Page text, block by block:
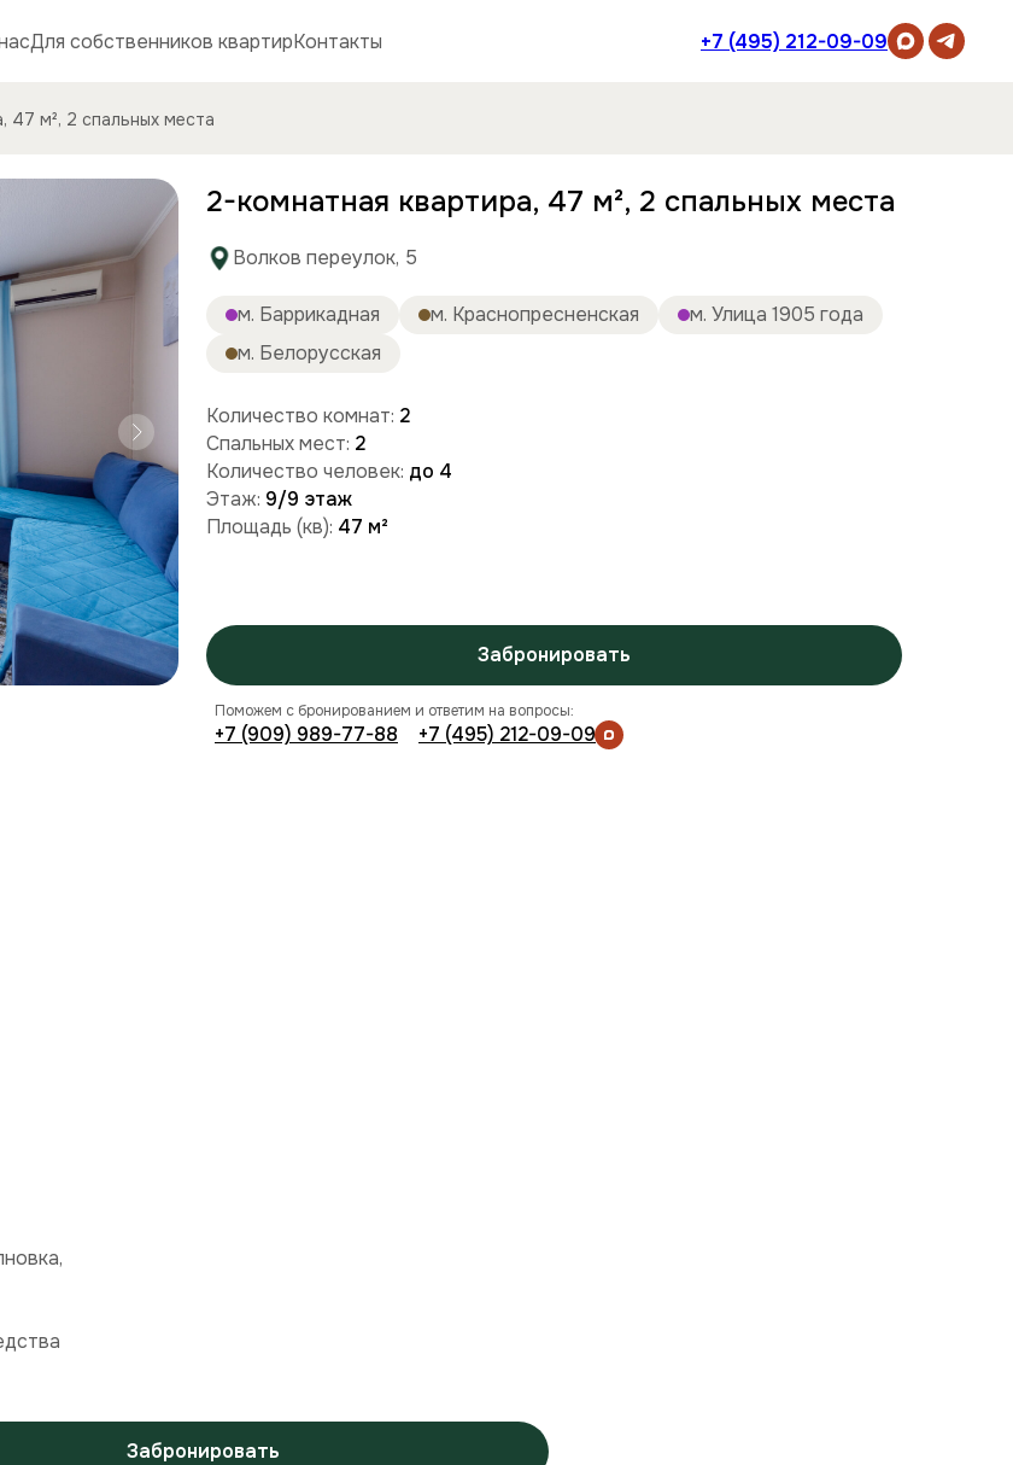
Для собственников квартирКонтакты +7 (495) 212-09-09
47 м², 2 спальных места
Количество комнат: 2
Спальных мест: 2
Количество человек: до 4
Этаж: 9/9 этаж
Площадь (кв): 47 м²
м. Баррикадная м. Краснопресненская
м. Улица 1905 года
м. Белорусская
Волков переулок, 5
2-комнатная квартира, 47 м², 2 спальных места
Забронировать
Поможем с бронированием и ответим на вопросы:
+7 (909) 989-77-88 +7 (495) 212-09-09
Забронировать